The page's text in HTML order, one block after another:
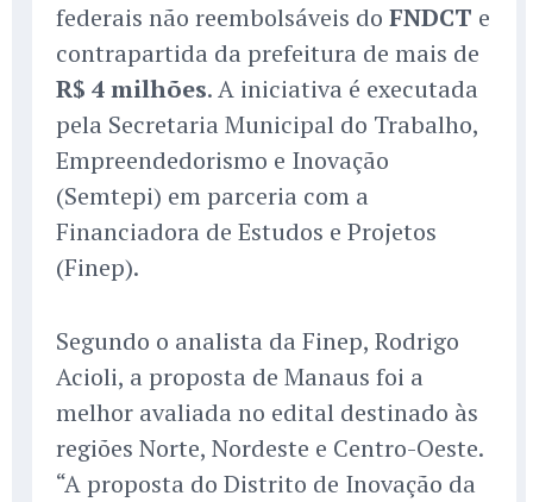
federais não reembolsáveis do FNDCT e
contrapartida da prefeitura de mais de
R$ 4 milhões. A iniciativa é executada
pela Secretaria Municipal do Trabalho,
Empreendedorismo e Inovação
(Semtepi) em parceria com a
Financiadora de Estudos e Projetos
(Finep).
Segundo o analista da Finep, Rodrigo
Acioli, a proposta de Manaus foi a
melhor avaliada no edital destinado às
regiões Norte, Nordeste e Centro-Oeste.
“A proposta do Distrito de Inovação da